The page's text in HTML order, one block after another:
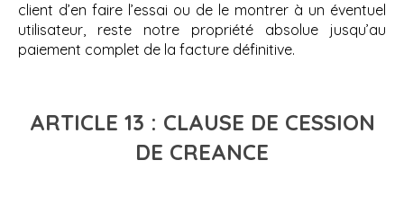
client d’en faire l’essai ou de le montrer à un éventuel
utilisateur, reste notre propriété absolue jusqu’au
paiement complet de la facture définitive.
ARTICLE 13 : CLAUSE DE CESSION
DE CREANCE